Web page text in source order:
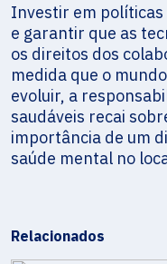
Investir em
e garantir que as
os direitos dos
medida que o
evoluir, a
saudáveis recai
importância de um
saúde mental no
Relacionados